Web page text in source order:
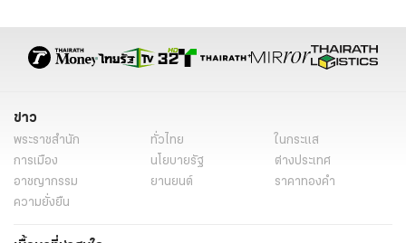
ตรวจสอบสิทธิเลือกตั้ง
แจ้งเหตุไม่ไปใช้สิทธิเลือกตั้ง 2569
ตัวอย่างบัตรเลือกตั้ง บัตรเลือกตั้ง 3 ใบมีอะไรบ้าง
ตัวอย่างบัตรเลือกตั้ง 2569
ข่าว
พระราชสำนัก ทั่วไทย
ในกระแส
การเมือง
นโยบายรัฐ
ต่างประเทศ
อาชญากรรม
ยานยนต์
ราคาทองคำ
ความยั่งยืน